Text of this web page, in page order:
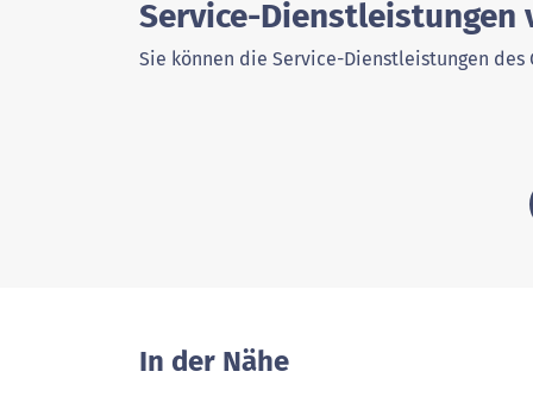
Service-Dienstleistungen
Sie können die Service-Dienstleistungen des
In der Nähe